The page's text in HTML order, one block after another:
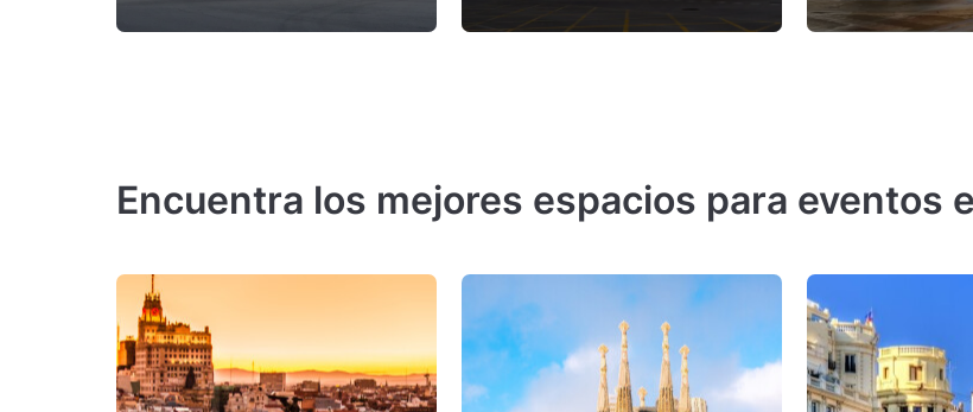
Encuentra los mejores espacios para eventos